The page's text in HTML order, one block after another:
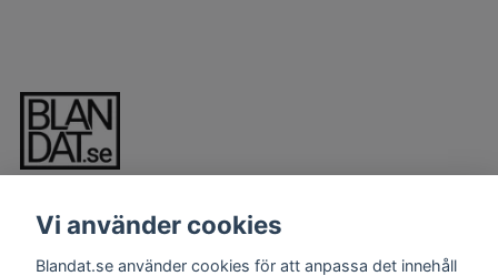
Vi använder cookies
Blandat.se använder cookies för att anpassa det innehåll